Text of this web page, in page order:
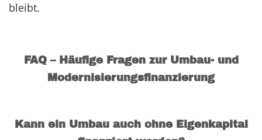
bleibt.
FAQ – Häufige Fragen zur Umbau- und
Modernisierungsfinanzierung
Kann ein Umbau auch ohne Eigenkapital